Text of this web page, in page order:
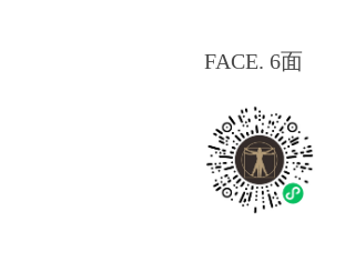
FACE. 6面